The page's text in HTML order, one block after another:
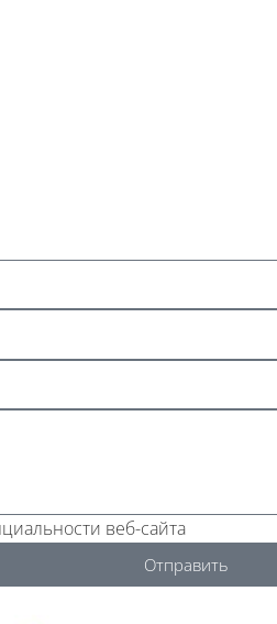
веб-сайта
Отправить